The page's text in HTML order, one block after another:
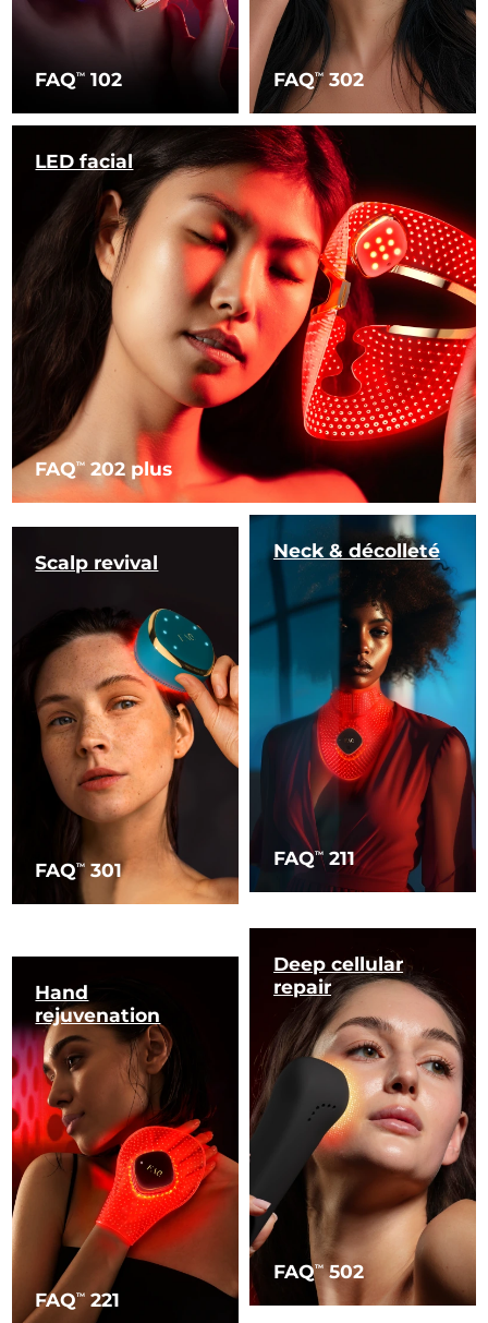
FAQTM 102 FAQTM302
FAQTM 202 plus
LED facial
FAQTM 301
Scalp revival
FAQTM 211
Neck & décolleté
FAQTM 221
Hand
rejuvenation
FAQTM502
Deep cellular
repair